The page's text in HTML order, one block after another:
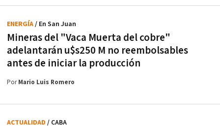
Mineras del "Vaca Muerta del cobre"
adelantarán u$s250 M no reembolsables
antes de iniciar la producción
ENERGÍA/ En San Juan
PorMario Luis Romero
ACTUALIDAD / CABA